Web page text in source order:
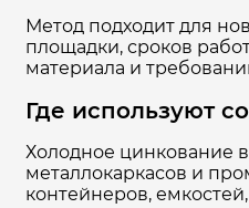
Метод подходит для
площадки, сроков
материала и
Где используют
Холодное цинкование
металлокаркасов и
контейнеров,